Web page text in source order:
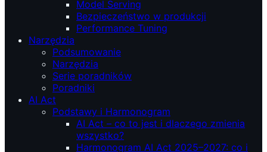
Model Serving
Bezpieczeństwo w produkcji
Performance Tuning
Narzędzia
Podsumowanie
Narzędzia
Serie poradników
Poradniki
AI Act
Podstawy i Harmonogram
AI Act – co to jest i dlaczego zmienia
wszystko?
Harmonogram AI Act 2025–2027: co i